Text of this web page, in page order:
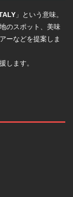
」という意味。
のスポット、美味
ーなどを提案しま
します。